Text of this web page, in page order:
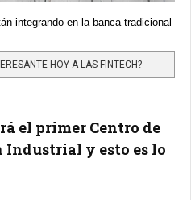
integrando en la banca tradicional
HOY A LAS FINTECH?
el primer Centro de
Industrial y esto es lo